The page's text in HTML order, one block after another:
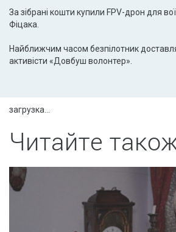
За зібрані кошти купили FPV-дрон для
Фіцака.
Найближчим часом безпілотник
активісти «Довбуш волонтер».
загрузка...
Читайте